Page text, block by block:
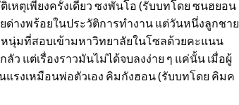
หตุเพียงครั้งเดียว ซงพันโอ (รับบทโดย ซนฮยอน
างพร้อยในประวัติการทำงาน แต่วันหนึ่งลูกชาย
นุ่มที่สอบเข้ามหาวิทยาลัยในโซลด้วยคะแนน
แต่เรื่องราวมันไม่ได้จบลงง่าย ๆ แค่นั้น เมื่อผู้
รงเหมือนพ่อตัวเอง คิมกังฮอน (รับบทโดย คิมค